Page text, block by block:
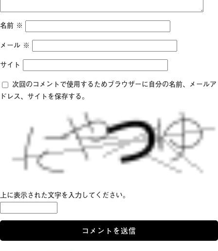
名前 ※
メール ※
サイト
次回のコメントで使用するためブラウザーに自分の名前、メールア
ドレス、サイトを保存する。
上に表示された文字を入力してください。